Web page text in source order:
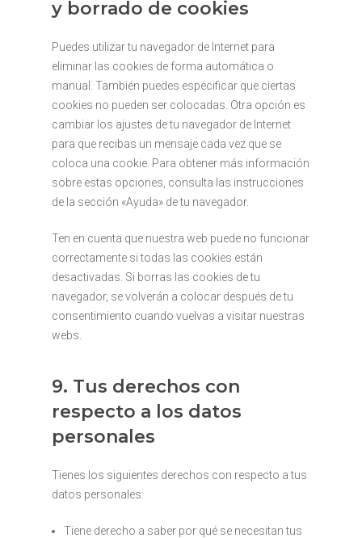
y borrado de cookies
Puedes utilizar tu navegador de Internet para
eliminar las cookies de forma automática o
manual. También puedes especificar que ciertas
cookies no pueden ser colocadas. Otra opción es
cambiar los ajustes de tu navegador de Internet
para que recibas un mensaje cada vez que se
coloca una cookie. Para obtener más información
sobre estas opciones, consulta las instrucciones
de la sección «Ayuda» de tu navegador.
Ten en cuenta que nuestra web puede no funcionar
correctamente si todas las cookies están
desactivadas. Si borras las cookies de tu
navegador, se volverán a colocar después de tu
consentimiento cuando vuelvas a visitar nuestras
webs.
9. Tus derechos con
respecto a los datos
personales
Tienes los siguientes derechos con respecto a tus
datos personales:
Tiene derecho a saber por qué se necesitan tus